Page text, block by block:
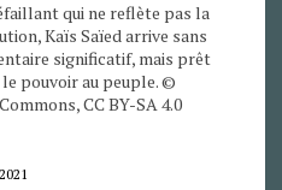
qui ne reflète pas la
Kaïs Saïed arrive sans
significatif, mais prêt
pouvoir au peuple. ©
CC BY-SA 4.0